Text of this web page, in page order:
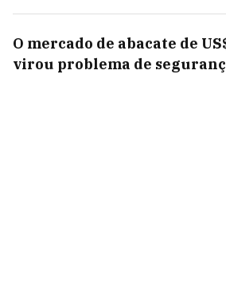
O mercado de abacate de
virou problema de